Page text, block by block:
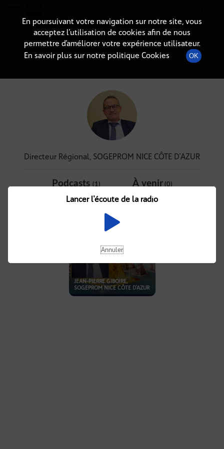
DÉTAIL DE L'INVITÉ(E)
Directeur Régional, SOGEPROM NICE CÔTE D'AZUR
Podcasts (1) À venir(0)
JEAN-PIERRE GIBOIRE,
SOGEPROM NICE CÔTE D'AZUR
En poursuivant votre navigation sur notre site, vous
acceptez l’utilisation de cookies afin de nous
permettre d’améliorer votre expérience utilisateur.
En savoir plus sur notre politique Cookies
OK
Lancer l'écoute de la radio
Annuler